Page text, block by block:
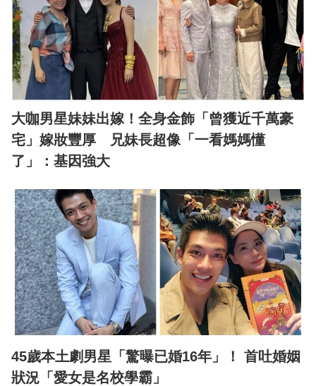
大咖男星妹妹出嫁！全身金飾「曾獲近千萬豪
宅」嫁妝豐厚 兄妹長超像「一看媽媽懂
了」：基因強大
45歲本土劇男星「驚曝已婚16年」！ 首吐婚姻
狀況「愛女是名校學霸」